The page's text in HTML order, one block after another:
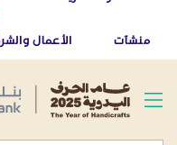
أخبار صحفية -
تطبيق بنك
منشآت الأعمال